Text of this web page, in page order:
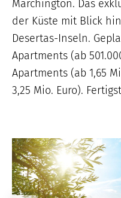
Marchington. Das
der Küste mit Blick
Desertas-Inseln.
Apartments (ab
Apartments (ab 1,65
3,25 Mio. Euro).